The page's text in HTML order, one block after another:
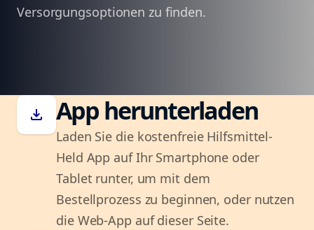
Versorgungsoptionen zu finden.
download App herunterladen
Laden Sie die kostenfreie Hilfsmittel-
Held App auf Ihr Smartphone oder
Tablet runter, um mit dem
Bestellprozess zu beginnen, oder nutzen
die Web-App auf dieser Seite.